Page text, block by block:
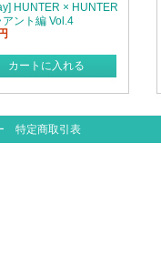
HUNTER × HUNTER
アント編 Vol.4
カートに入れる
特定商取引表